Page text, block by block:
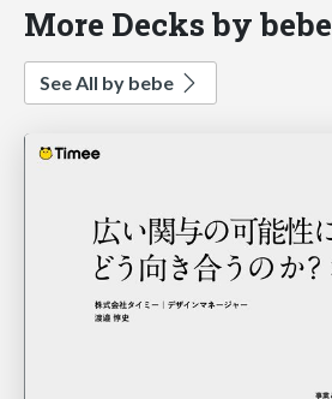
More Decks by bebe
See All by bebe